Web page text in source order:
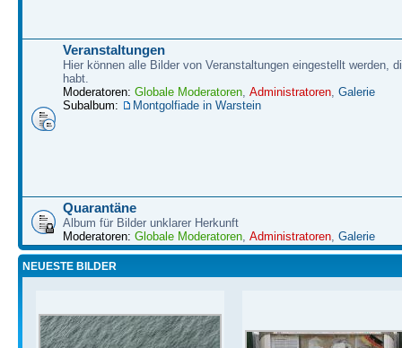
Veranstaltungen
Hier können alle Bilder von Veranstaltungen eingestellt werden,
habt.
Moderatoren: Globale Moderatoren Administratoren Galerie
Subalbum:
Montgolfiade in Warstein
Quarantäne
Album für Bilder unklarer Herkunft
Moderatoren: Globale Moderatoren Administratoren Galerie
NEUESTE BILDER